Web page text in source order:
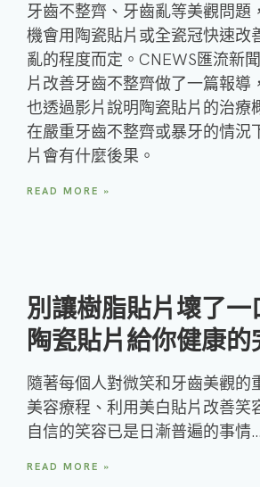
牙齒不整齊、牙齒亂等美觀問題
機會用陶瓷貼片或全瓷冠快速改
亂的程度而定。CNEWS匯流新
片改善牙齒不整齊做了一篇報導
也透過影片說明陶瓷貼片的治療
在嚴重牙齒不整齊或暴牙的情況
片會有什麼後果。
READ MORE »
別讓樹脂貼片壞了一
陶瓷貼片給你健康
隨著每個人對微笑和牙齒美觀的
美容療程、利用美白貼片改善笑
自信的笑容已是日漸普遍的事情…
READ MORE »